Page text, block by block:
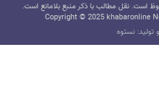
است. نقل مطالب با ذکر منبع بلامانع است.
Copyright © 2025 khabaronline
تولید: نستوه